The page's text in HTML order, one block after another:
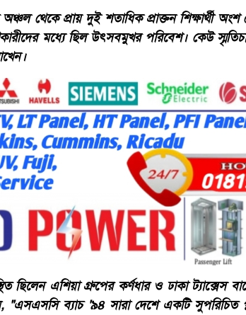
অঞ্চল থেকে প্রায় দুই শতাধিক প্রাক্তন শিক্ষার্থী
মধ্যে ছিল উৎসবমুখর পরিবেশ। কেউ
ছিলেন এশিয়া গ্রুপের কর্ণধার ও ঢাকা
ব্যাচ '৯৪ সারা দেশে একটি সুপরিচিত